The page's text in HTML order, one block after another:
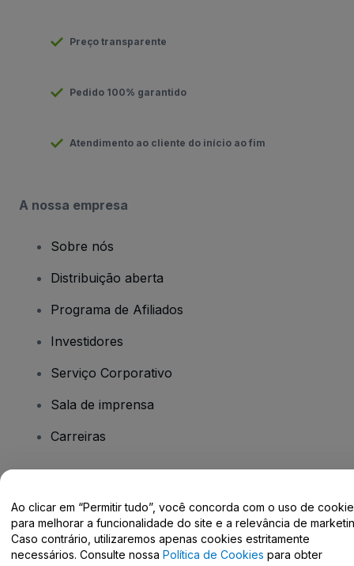
Preço transparente
Pedido 100% garantido
Atendimento ao cliente do início ao fim
A nossa empresa
Sobre nós
Distribuição aberta
Programa de Afiliados
Investidores
Serviço Corporativo
Sala de imprensa
Carreiras
Centro de Ajuda / Fale Conosco
Ao clicar em “Permitir tudo”, você concorda com o uso de
para melhorar a funcionalidade do site e a relevância de
Caso contrário, utilizaremos apenas cookies estritamente
necessários. Consulte nossa Política de Cookies para obter